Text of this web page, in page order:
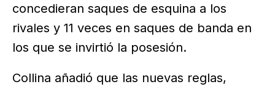
concedieran saques de esquina a los
rivales y 11 veces en saques de banda en
los que se invirtió la posesión.
Collina añadió que las nuevas reglas,